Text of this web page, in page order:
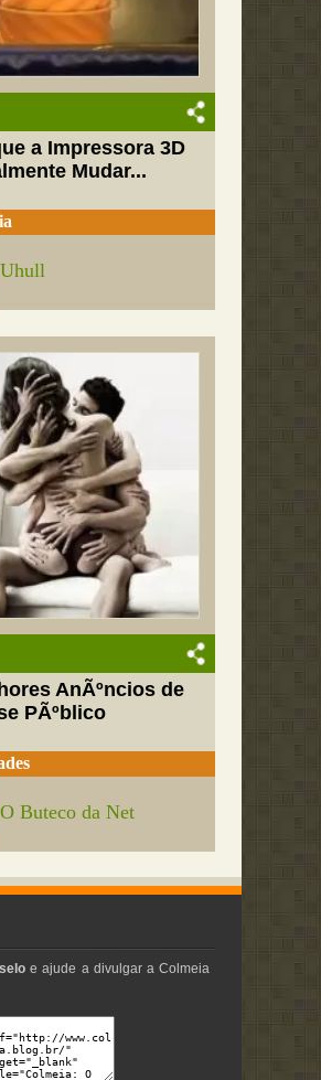
a Impressora 3D
Mudar...
Uhull
AnÃºncios de
PÃºblico
O Buteco da Net
selo e ajude a divulgar a Colmeia